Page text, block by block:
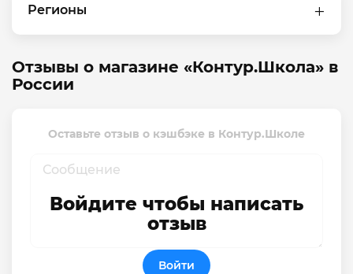
Регионы
Отзывы о магазине «Контур.Школа» в
России
Оставьте отзыв о кэшбэке в Контур.Школе
Войдите чтобы написать
отзыв
Войти